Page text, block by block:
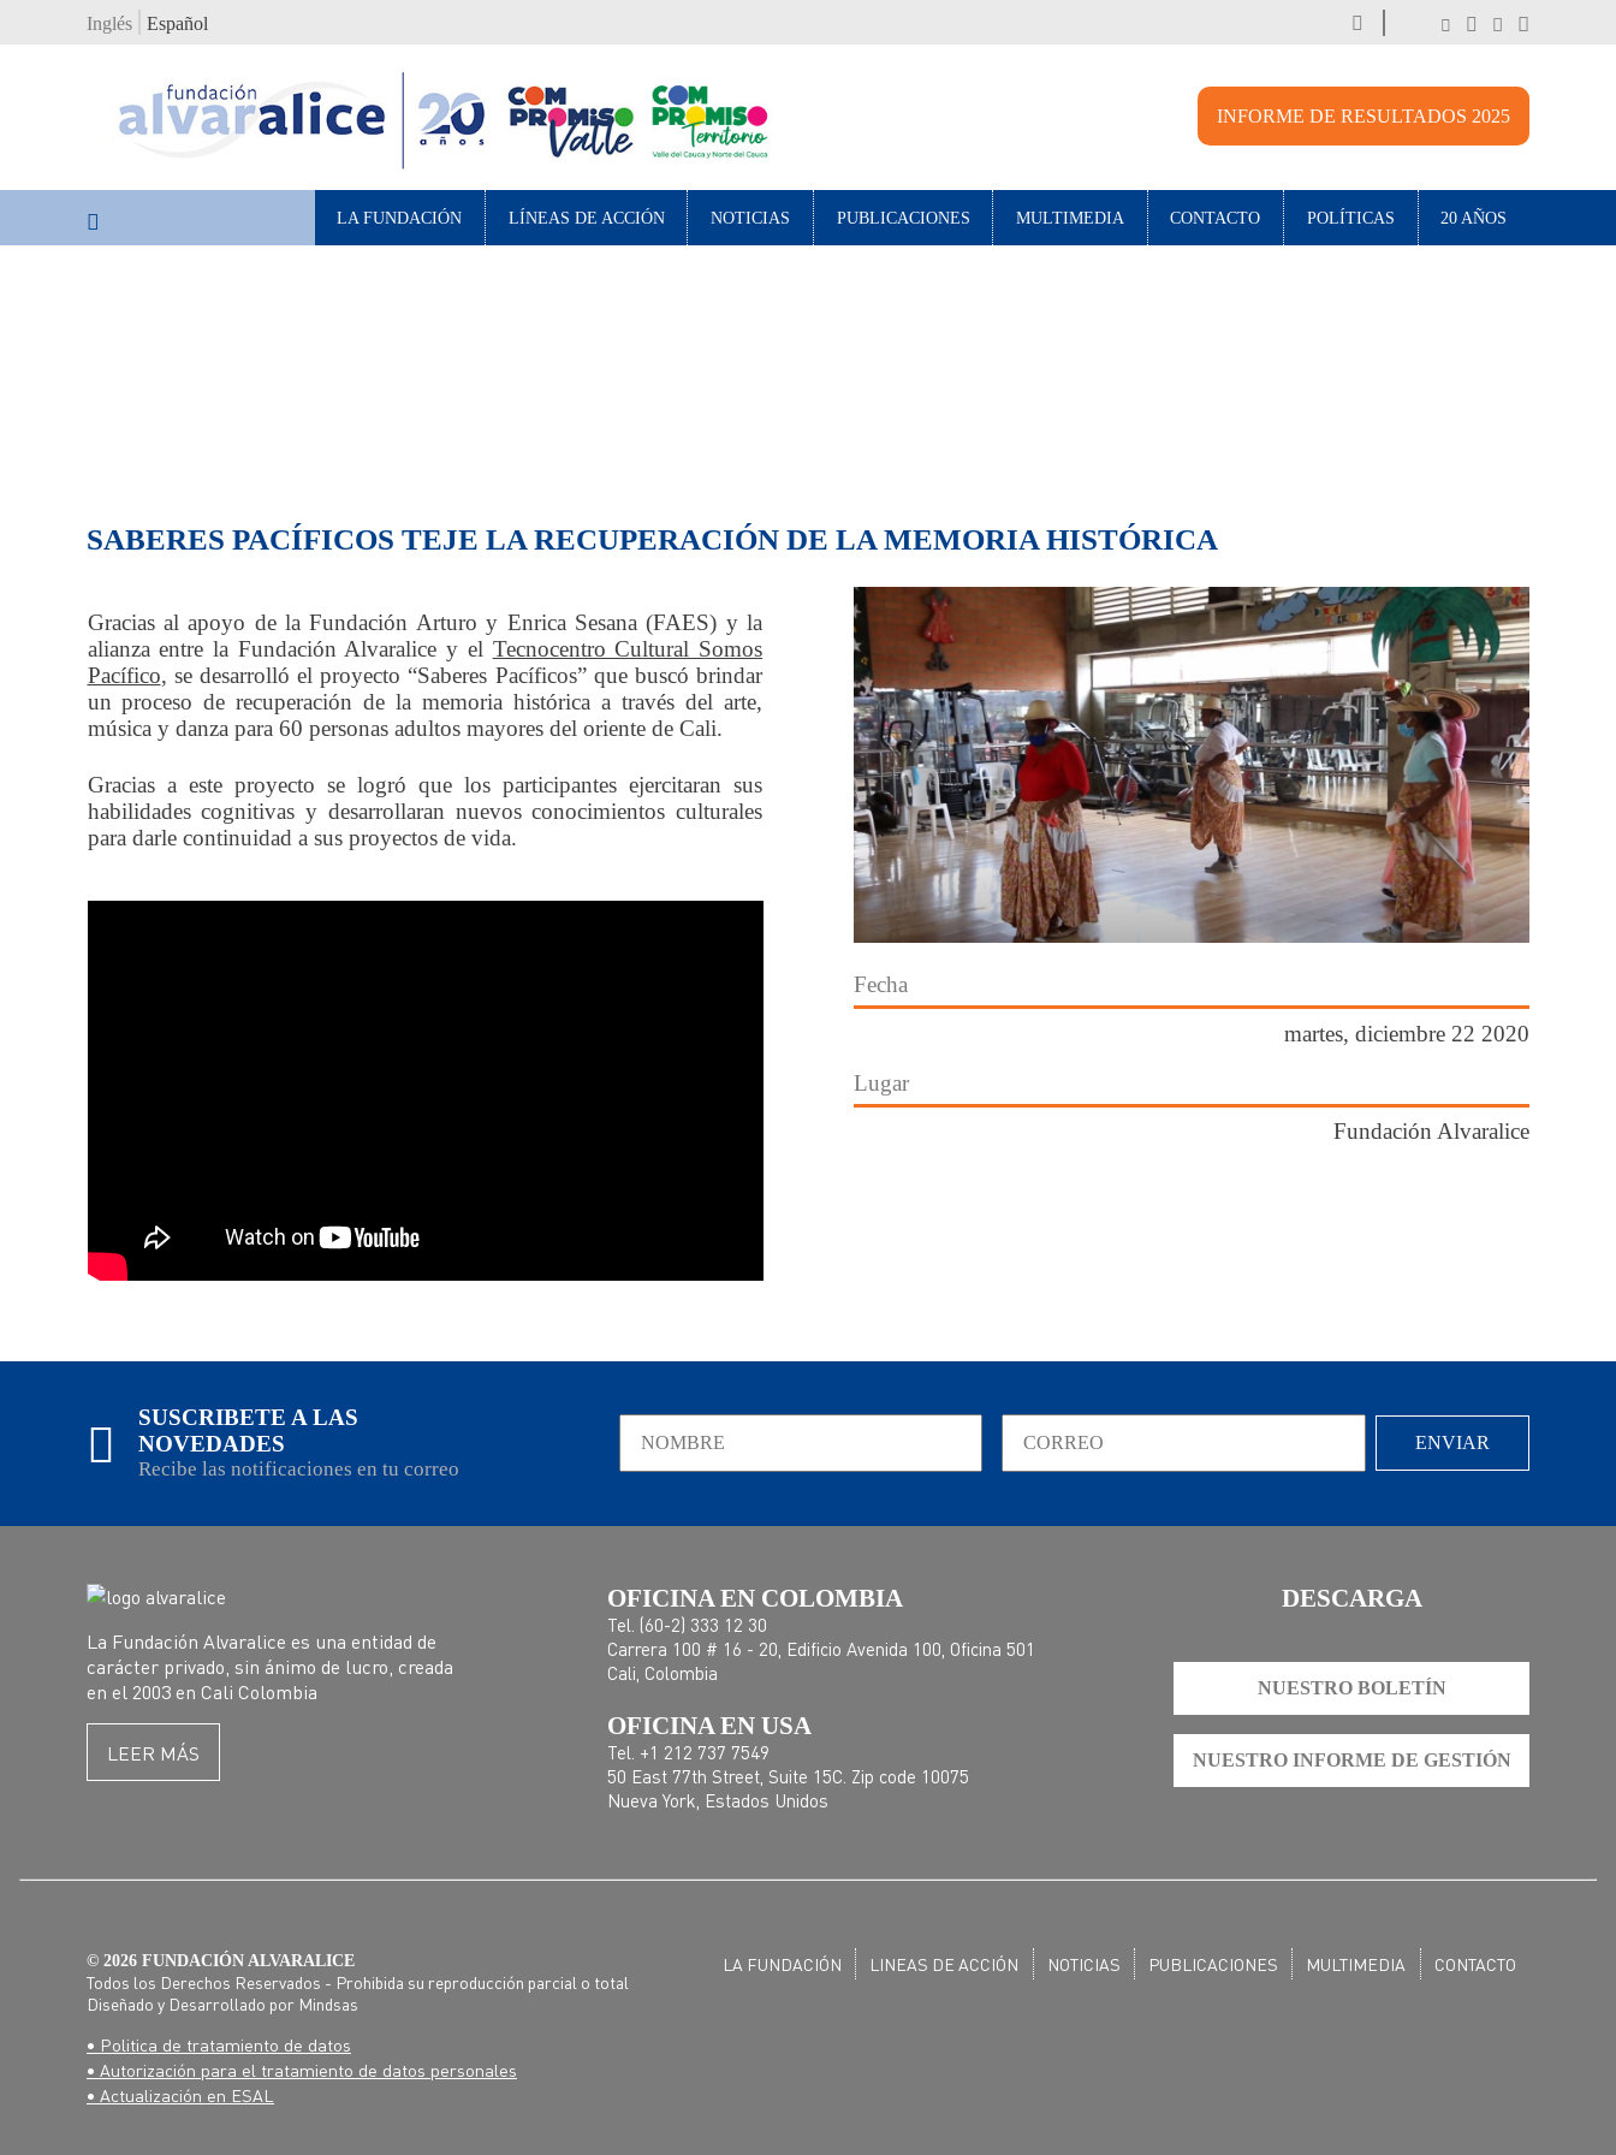
Inglés Español
INFORME DE RESULTADOS 2025
LA FUNDACIÓN LÍNEAS DE ACCIÓN NOTICIAS PUBLICACIONES MULTIMEDIA CONTACTO POLÍTICAS 20 AÑOS
SABERES PACÍFICOS TEJE LA RECUPERACIÓN DE LA MEMORIA HISTÓRICA
Fecha
martes, diciembre 22 2020
Lugar
Fundación Alvaralice
Gracias al apoyo de la Fundación Arturo y Enrica Sesana (FAES) y la
alianza entre la Fundación Alvaralice y el Tecnocentro Cultural Somos
Pacífico, se desarrolló el proyecto “Saberes Pacíficos” que buscó brindar
un proceso de recuperación de la memoria histórica a través del arte,
música y danza para 60 personas adultos mayores del oriente de Cali.
Gracias a este proyecto se logró que los participantes ejercitaran sus
habilidades cognitivas y desarrollaran nuevos conocimientos culturales
para darle continuidad a sus proyectos de vida.
SUSCRIBETE A LAS
NOVEDADES
Recibe las notificaciones en tu correo
La Fundación Alvaralice es una entidad de
carácter privado, sin ánimo de lucro, creada
en el 2003 en Cali Colombia
LEER MÁS
OFICINA EN COLOMBIA
Tel. (60-2) 333 12 30
Carrera 100 # 16 - 20, Edificio Avenida 100, Oficina 501
Cali, Colombia
OFICINA EN USA
Tel. +1 212 737 7549
50 East 77th Street, Suite 15C. Zip code 10075
Nueva York, Estados Unidos
DESCARGA
NUESTRO BOLETÍN
NUESTRO INFORME DE GESTIÓN
LA FUNDACIÓN LINEAS DE ACCIÓN NOTICIAS PUBLICACIONES MULTIMEDIA CONTACTO
© 2026 FUNDACIÓN ALVARALICE
Todos los Derechos Reservados - Prohibida su reproducción parcial o total
Diseñado y Desarrollado por Mindsas
• Politica de tratamiento de datos
• Autorización para el tratamiento de datos personales
• Actualización en ESAL